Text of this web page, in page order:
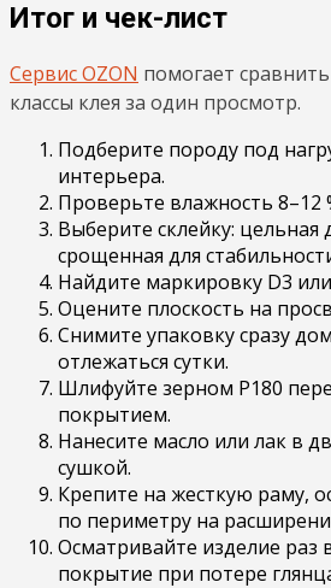
Итог и чек-лист
Сервис OZON помогает
классы клея за один просмотр.
Подберите породу под
интерьера.
Проверьте влажность 8–12
Выберите склейку: цельная
срощенная для
Найдите маркировку D3
Оцените плоскость на
Снимите упаковку сразу
отлежаться сутки.
Шлифуйте зерном P180
покрытием.
Нанесите масло или лак в
сушкой.
Крепите на жесткую раму,
по периметру на
Осматривайте изделие раз
покрытие при потере